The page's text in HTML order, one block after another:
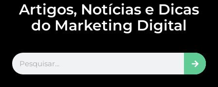
Artigos, Notícias e Dicas
do Marketing Digital